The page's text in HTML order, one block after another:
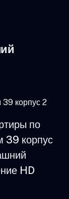
корпус 2
по
39 корпус
HD